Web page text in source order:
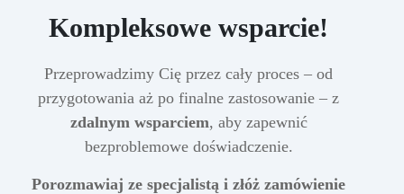
Kompleksowe wsparcie!
Przeprowadzimy Cię przez cały proces – od
przygotowania aż po finalne zastosowanie – z
zdalnym wsparciem, aby zapewnić
bezproblemowe doświadczenie.
Porozmawiaj ze specjalistą i złóż zamówienie